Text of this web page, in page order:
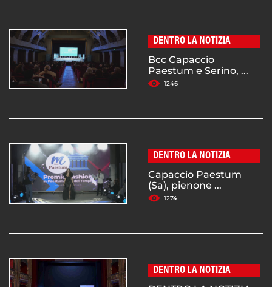
DENTRO LA NOTIZIA
Bcc Capaccio
Paestum e Serino, ...
1246
DENTRO LA NOTIZIA
Capaccio Paestum
(Sa), pienone ...
1274
DENTRO LA NOTIZIA